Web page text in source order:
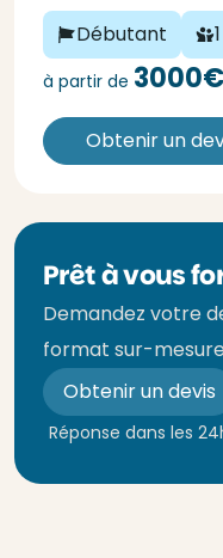
Débutant
à partir de 3000€
Obtenir un
Prêt à vous
Demandez votre
format sur-
Obtenir un devis
Réponse dans les